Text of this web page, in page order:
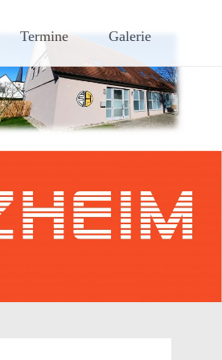
Termine Galerie